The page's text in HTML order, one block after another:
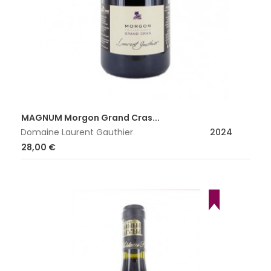
MAGNUM Morgon Grand Cras...
Domaine Laurent Gauthier
2024
28,00 €Prix